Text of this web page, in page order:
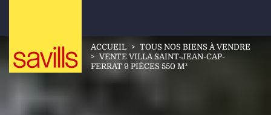
ACCUEIL > TOUS NOS BIENS À VENDRE
> VENTE VILLA SAINT-JEAN-CAP-
FERRAT 9 PIÈCES 550 M²